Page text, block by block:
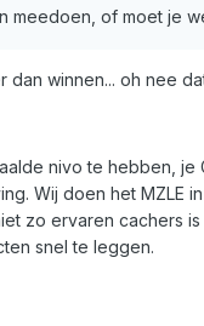
meedoen, of moet je
dan winnen... oh nee
nivo te hebben, je
Wij doen het MZLE
zo ervaren cachers
snel te leggen.